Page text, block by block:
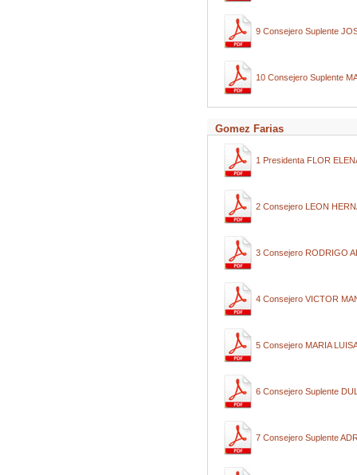
9 Consejero Suplente
10 Consejero Suplente
Gomez Farias
1 Presidenta FLOR
2 Consejero LEON
3 Consejero RODRIGO
4 Consejero VICTOR
5 Consejero MARIA
6 Consejero Suplente
7 Consejero Suplente